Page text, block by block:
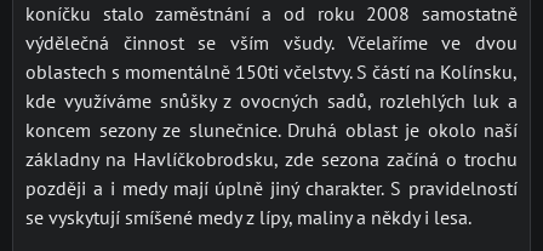
koníčku stalo zaměstnání a od roku 2008 samostatně
výdělečná činnost se vším všudy. Včelaříme ve dvou
oblastech s momentálně 150ti včelstvy. S částí na Kolínsku,
kde využíváme snůšky z ovocných sadů, rozlehlých luk a
koncem sezony ze slunečnice. Druhá oblast je okolo naší
základny na Havlíčkobrodsku, zde sezona začíná o trochu
později a i medy mají úplně jiný charakter. S pravidelností
se vyskytují smíšené medy z lípy, maliny a někdy i lesa.